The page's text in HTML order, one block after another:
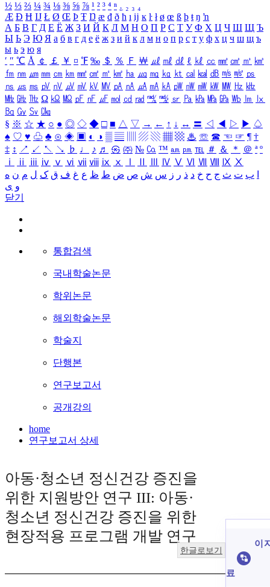
½ ⅓ ⅔ ¼ ¾ ⅛ ⅜ ⅝ ⅞ ¹ ² ³ ⁴ ⁿ ₁ ₂ ₃ ₄
Æ Ð Ħ Ĳ Ł Ø Œ Þ Ŧ Ŋ æ đ ð ħ ı ĳ ĸ ŀ ł ø œ ß þ ŧ ŋ ŉ
А Б В Г Д Е Ё Ж З И Й К Л М Н О П Р С Т У Ф Х Ц Ч Ш Щ Ъ
Ы Ь Э Ю Я а б в г д е ё ж з и й к л м н о п р с т у ф х ц ч ш щ ъ
ы ь э ю я
′ ″ ℃ Å ￠ ￡ ￥ ¤ ℉ ‰ ＄ ％ Ｆ ￦ ㎕ ㎖ ㎗ ℓ ㎘ ㏄ ㎣ ㎤ ㎥ ㎦
㎙ ㎚ ㎛ ㎜ ㎝ ㎞ ㎟ ㎠ ㎡ ㎢ ㏊ ㎍ ㎎ ㎏ ㏏ ㎈ ㎉ ㏈ ㎧ ㎨ ㎰
㎱ ㎲ ㎳ ㎴ ㎵ ㎶ ㎷ ㎸ ㎹ ㎀ ㎁ ㎂ ㎃ ㎄ ㎺ ㎻ ㎽ ㎾ ㎿ ㎐ ㎑
㎒ ㎓ ㎔ Ω ㏀ ㏁ ㎊ ㎋ ㎌ ㏖ ㏅ ㎭ ㎮ ㎯ ㏛ ㎩ ㎪ ㎫ ㎬ ㏝ ㏐
㏓
㏃ ㏉ ㏜ ㏆
§ ※ ☆ ★ ○ ● ◎ ◇ ◆ □ ■ △ ▽ → ← ↑ ↓ ↔ 〓 ◁ ◀ ▷ ▶ ♤
♠ ♡ ♥ ♧ ♣ ⊙ ◈ ▣ ◐ ◑ ▒ ▤ ▨ ▧ ▦ ▩ ♨ ☏ ☎ ☜ ☞ ¶ †
‡ ↕ ↗ ↙ ↖ ↘ ♭ ♩ ♪ ♬ ㉿ ㈜ № ㏇ ™ ㏂ ㏘ ℡ ＃ ＆ ＊ ＠ ª º
ⅰ
ⅱ ⅲ ⅳ ⅴ ⅵ ⅶ ⅷ ⅸ ⅹ Ⅳ Ⅴ Ⅵ Ⅶ Ⅷ Ⅸ Ⅹ
ب ت ث ج ح خ د ذ ر ز س ش ص ض ط ظ ع غ ف ق ک ل م ن ه
و ی
닫기
통합검색
국내학술논문
학위논문
해외학술논문
학술지
단행본
연구보고서
공개강의
home
연구보고서 상세
아동·청소년 정신건강 증진을
위한 지원방안 연구 III: 아동·
청소년 정신건강 증진을 위한
현장적용 프로그램 개발 연구
한글로보기
이
료